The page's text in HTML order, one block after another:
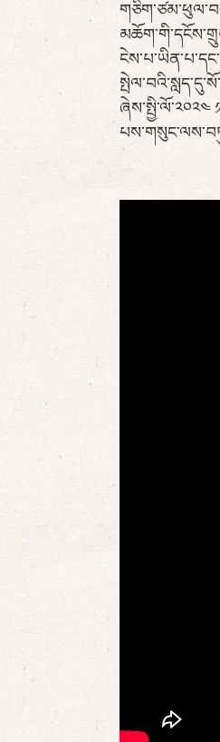
ཞེས་སྤྱི་ལོ་༢༠༢༤